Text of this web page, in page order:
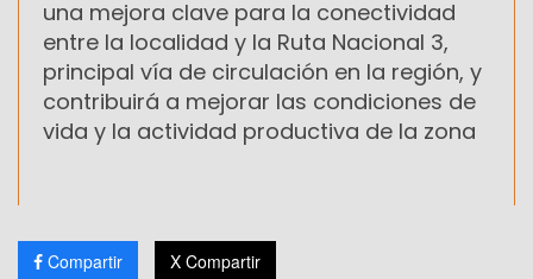
una mejora clave para la conectividad
entre la localidad y la Ruta Nacional 3,
principal vía de circulación en la región, y
contribuirá a mejorar las condiciones de
vida y la actividad productiva de la zona
Compartir X Compartir